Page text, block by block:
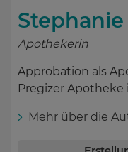
Apothekerin
Approbation als
Pregizer Apotheke
Mehr über die